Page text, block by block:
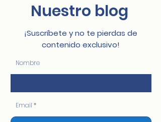
Nuestro blog
¡Suscríbete y no te pierdas de
contenido exclusivo!
Nombre
Email